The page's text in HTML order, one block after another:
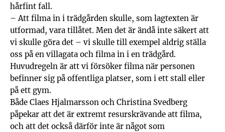
hårfint fall.
– Att filma in i trädgården skulle, som lagtexten är
utformad, vara tillåtet. Men det är ändå inte säkert att
vi skulle göra det – vi skulle till exempel aldrig ställa
oss på en villagata och filma in i en trädgård.
Huvudregeln är att vi försöker filma när personen
befinner sig på offentliga platser, som i ett stall eller
på ett gym.
Både Claes Hjalmarsson och Christina Svedberg
påpekar att det är extremt resurskrävande att filma,
och att det också därför inte är något som